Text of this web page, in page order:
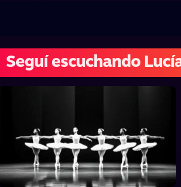
Seguí escuchando